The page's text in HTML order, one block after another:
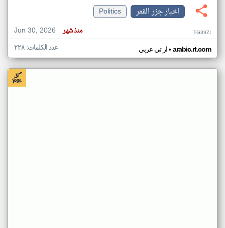
اخبار جزر القمر
Politics
Jun 30, 2026
منذ شهر TG39ZI
ار تي عربي• arabic.rt.com عدد الكلمات: ٢٢٨